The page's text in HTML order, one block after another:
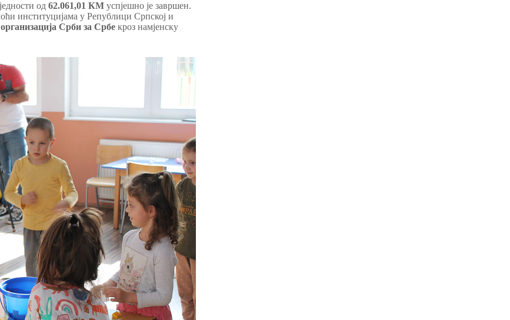
од 62.061,01 КМ успјешно је завршен.
институцијама у Републици Српској и
Срби за Србе кроз намјенску